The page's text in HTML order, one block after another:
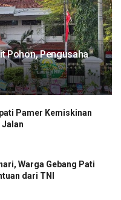
Pohon, Pengusaha
Pamer Kemiskinan
Jalan
Warga Gebang Pati
dari TNI